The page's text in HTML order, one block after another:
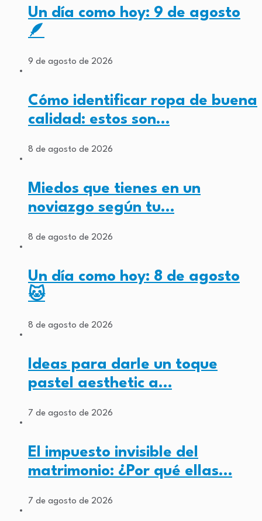
Un día como hoy: 9 de agosto
🪶
9 de agosto de 2026
Cómo identificar ropa de buena
calidad: estos son…
8 de agosto de 2026
Miedos que tienes en un
noviazgo según tu…
8 de agosto de 2026
Un día como hoy: 8 de agosto
🐱
8 de agosto de 2026
Ideas para darle un toque
pastel aesthetic a…
7 de agosto de 2026
El impuesto invisible del
matrimonio: ¿Por qué ellas…
7 de agosto de 2026